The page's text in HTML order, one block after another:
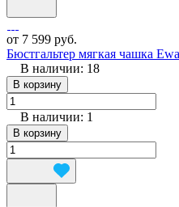
от 7 599 руб.
Бюстгальтер мягкая чашка
В наличии: 18
В корзину
В наличии: 1
В корзину